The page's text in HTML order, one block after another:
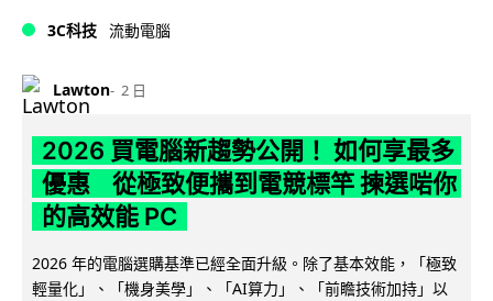
3C科技 流動電腦
Lawton 2 日
2026 買電腦新趨勢公開！ 如何享最多
優惠 從極致便攜到電競標竿 揀選啱你
的高效能 PC
2026 年的電腦選購基準已經全面升級。除了基本效能，「極致
輕量化」、「機身美學」、「AI算力」、「前瞻技術加持」以